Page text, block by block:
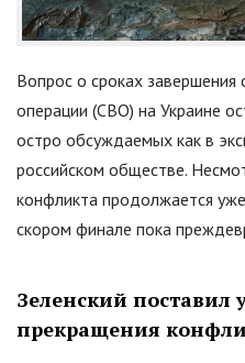
Вопрос о сроках завершения
операции (СВО) на Украине
остро обсуждаемых как в
российском обществе.
конфликта продолжается
скором финале пока
Зеленский поставил
прекращения